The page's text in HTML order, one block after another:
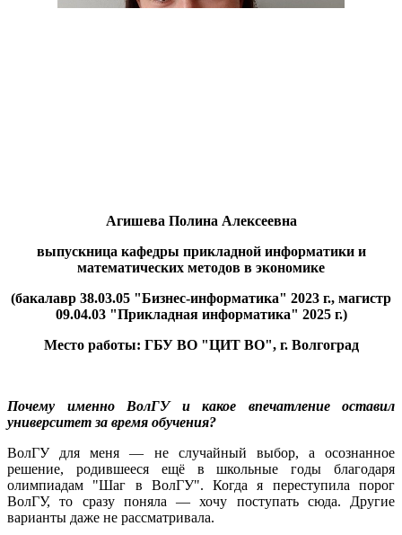
Агишева Полина Алексеевна
выпускница кафедры прикладной информатики и
математических методов в экономике
(бакалавр 38.03.05 "Бизнес-информатика" 2023 г., магистр
09.04.03 "Прикладная информатика" 2025 г.)
Место работы: ГБУ ВО "ЦИТ ВО", г. Волгоград
Почему именно ВолГУ и какое впечатление оставил
университет за время обучения?
ВолГУ для меня — не случайный выбор, а осознанное
решение, родившееся ещё в школьные годы благодаря
олимпиадам "Шаг в ВолГУ". Когда я переступила порог
ВолГУ, то сразу поняла — хочу поступать сюда. Другие
варианты даже не рассматривала.